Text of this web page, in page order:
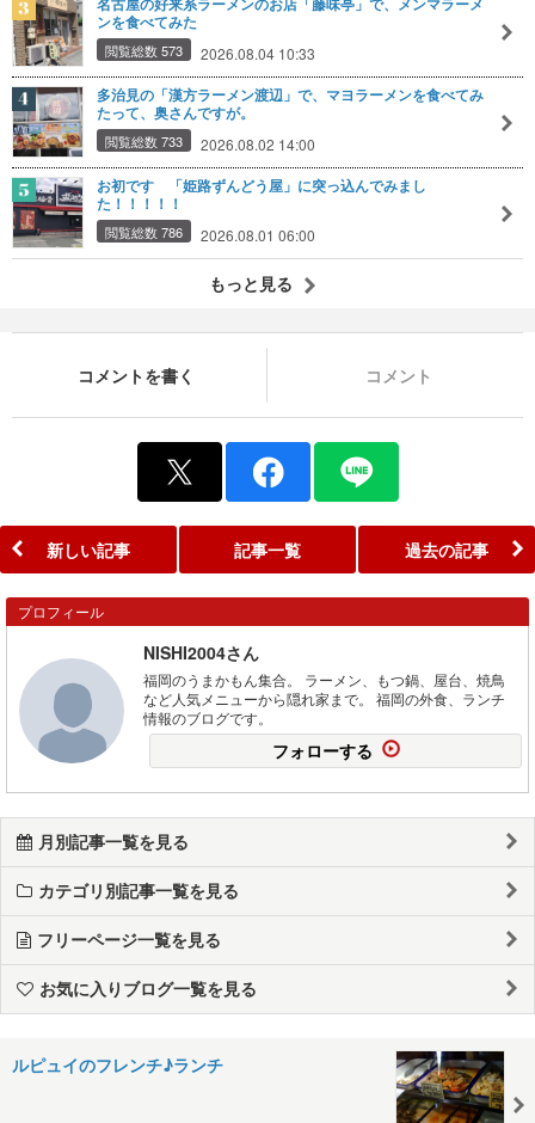
名古屋の好来系ラーメンのお店「藤味亭」で、メンマラーメ
ンを食べてみた
閲覧総数 573 2026.08.04 10:33
多治見の「漢方ラーメン渡辺」で、マヨラーメンを食べてみ
たって、奥さんですが。
閲覧総数 733 2026.08.02 14:00
お初です 「姫路ずんどう屋」に突っ込んでみまし
た！！！！！
閲覧総数 786 2026.08.01 06:00
もっと見る
コメントを書く コメント
新しい記事 記事一覧 過去の記事
プロフィール
NISHI2004さん
福岡のうまかもん集合。 ラーメン、もつ鍋、屋台、焼鳥
など人気メニューから隠れ家まで。 福岡の外食、ランチ
情報のブログです。
フォローする
月別記事一覧を見る
カテゴリ別記事一覧を見る
フリーページ一覧を見る
お気に入りブログ一覧を見る
ルピュイのフレンチ♪ランチ